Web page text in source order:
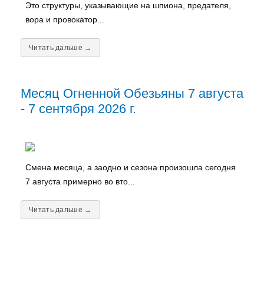
Это структуры, указывающие на шпиона, предателя,
вора и провокатор...
Читать дальше →
Месяц Огненной Обезьяны 7 августа
- 7 сентября 2026 г.
Смена месяца, а заодно и сезона произошла сегодня
7 августа примерно во вто...
Читать дальше →